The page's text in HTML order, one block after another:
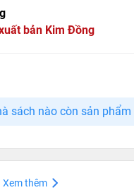
bản Kim Đồng
sách nào còn sản phẩm
Xem thêm